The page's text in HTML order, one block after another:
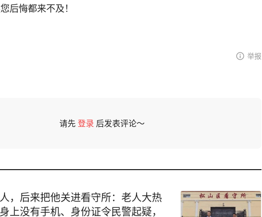
后悔都来不及！
举报
请先登录 后发表评论～
，后来把他关进看守所：老人大热
上没有手机、身份证令民警起疑，